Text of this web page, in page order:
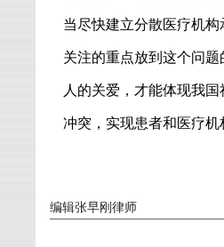
当尽快建立分散医疗机
关注的重点放到这个问
人的关爱，才能体现我
冲突，实现患者和医疗机
编辑张早刚律师